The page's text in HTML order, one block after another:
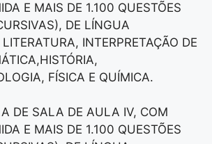
E MAIS DE 1.100 QUESTÕES
DE LÍNGUA
INTERPRETAÇÃO DE
FÍSICA E QUÍMICA.
DE SALA DE AULA IV, COM
E MAIS DE 1.100 QUESTÕES